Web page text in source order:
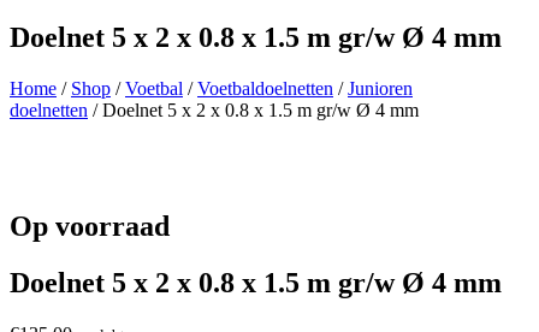
Doelnet 5 x 2 x 0.8 x 1.5 m gr/w Ø 4 mm
Home / Shop /Voetbal /Voetbaldoelnetten /Junioren
doelnetten / Doelnet 5 x 2 x 0.8 x 1.5 m gr/w Ø 4 mm
Op voorraad
Doelnet 5 x 2 x 0.8 x 1.5 m gr/w Ø 4 mm